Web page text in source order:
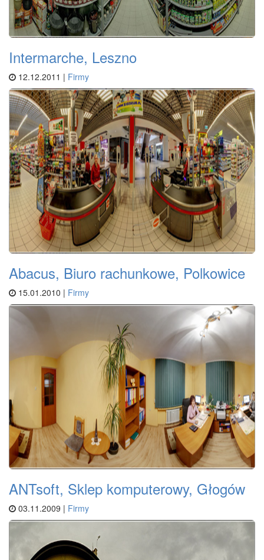
Intermarche, Leszno
12.12.2011 | Firmy
Abacus, Biuro rachunkowe, Polkowice
15.01.2010 | Firmy
ANTsoft, Sklep komputerowy, Głogów
03.11.2009 | Firmy